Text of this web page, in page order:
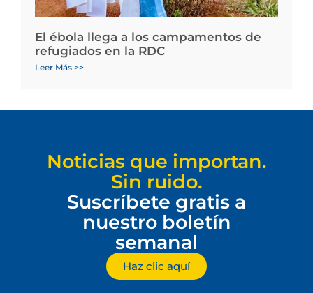
El ébola llega a los campamentos de
refugiados en la RDC
Leer Más >>
Noticias que importan.
Sin ruido.
Suscríbete gratis a
nuestro boletín
semanal
Haz clic aquí